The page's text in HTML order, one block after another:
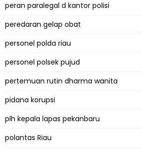
peran paralegal d kantor polisi
peredaran gelap obat
personel polda riau
personel polsek pujud
pertemuan rutin dharma wanita
pidana korupsi
plh kepala lapas pekanbaru
polantas Riau